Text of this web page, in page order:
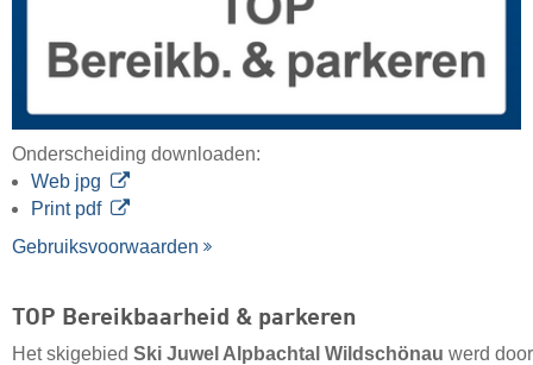
Onderscheiding downloaden:
Web jpg
Print pdf
Gebruiksvoorwaarden
TOP Bereikbaarheid & parkeren
Het skigebied Ski Juwel Alpbachtal Wildschönau werd door